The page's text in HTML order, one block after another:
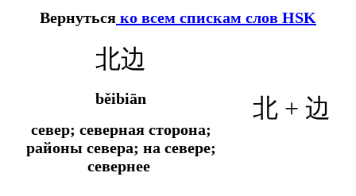
Вернуться ко всем спискам слов HSK
北边
běibiān
север; северная сторона;
районы севера; на севере;
севернее
北 + 边